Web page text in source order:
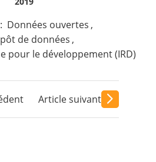
Données ouvertes ,
de données ,
pour le développement (IRD)
Article suivant